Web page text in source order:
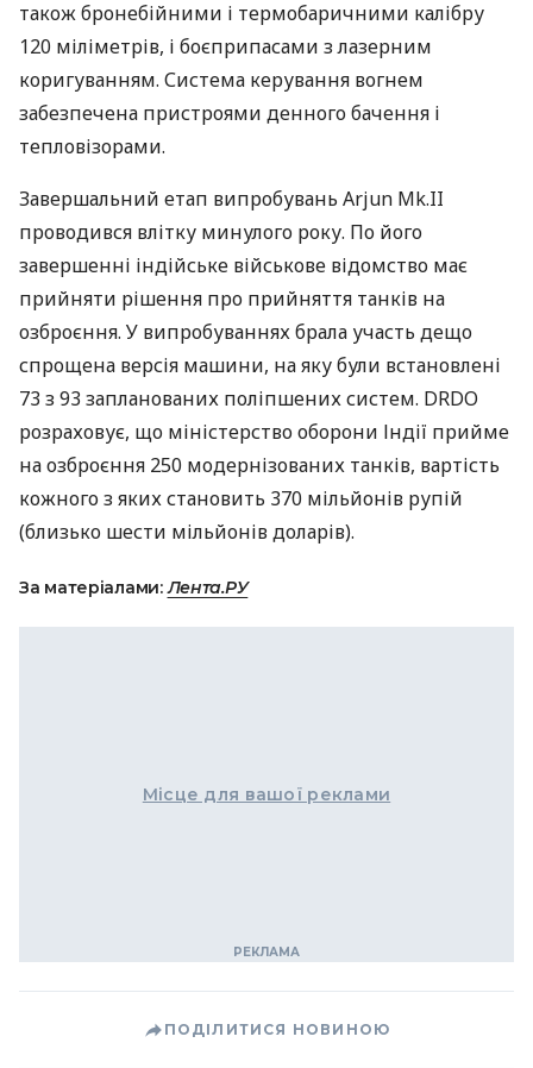
також бронебійними і термобаричними калібру
120 міліметрів, і боєприпасами з лазерним
коригуванням. Система керування вогнем
забезпечена пристроями денного бачення і
тепловізорами.
Завершальний етап випробувань Arjun Mk.II
проводився влітку минулого року. По його
завершенні індійське військове відомство має
прийняти рішення про прийняття танків на
озброєння. У випробуваннях брала участь дещо
спрощена версія машини, на яку були встановлені
73 з 93 запланованих поліпшених систем. DRDO
розраховує, що міністерство оборони Індії прийме
на озброєння 250 модернізованих танків, вартість
кожного з яких становить 370 мільйонів рупій
(близько шести мільйонів доларів).
За матеріалами:Лента.РУ
Місце для вашої реклами
ПОДІЛИТИСЯ НОВИНОЮ